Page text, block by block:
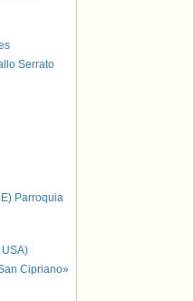
Serrato
Parroquia
Cipriano»